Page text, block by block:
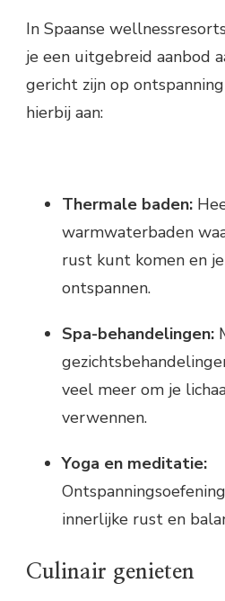
In Spaanse
je een uitgebreid aanbod
gericht zijn op
hierbij aan:
Thermale baden:
warmwaterbaden
rust kunt komen en
ontspannen.
Spa-behandelingen:
veel meer om je
verwennen.
Yoga en meditatie:
innerlijke rust en
Culinair genieten